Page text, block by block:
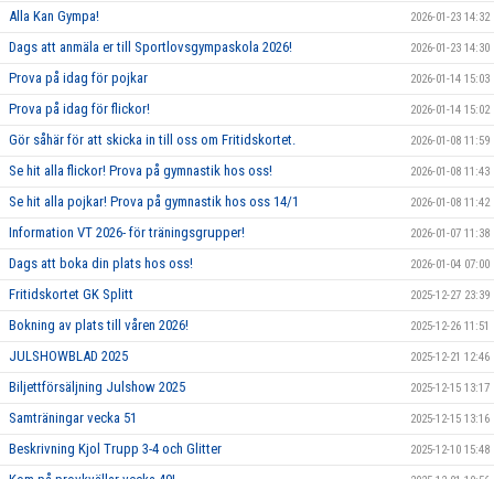
Alla Kan Gympa! 2026-01-23 14:32
Dags att anmäla er till Sportlovsgympaskola 2026! 2026-01-23 14:30
Prova på idag för pojkar 2026-01-14 15:03
Prova på idag för flickor! 2026-01-14 15:02
Gör såhär för att skicka in till oss om Fritidskortet. 2026-01-08 11:59
Se hit alla flickor! Prova på gymnastik hos oss! 2026-01-08 11:43
Se hit alla pojkar! Prova på gymnastik hos oss 14/1 2026-01-08 11:42
Information VT 2026- för träningsgrupper! 2026-01-07 11:38
Dags att boka din plats hos oss! 2026-01-04 07:00
Fritidskortet GK Splitt 2025-12-27 23:39
Bokning av plats till våren 2026! 2025-12-26 11:51
JULSHOWBLAD 2025 2025-12-21 12:46
Biljettförsäljning Julshow 2025 2025-12-15 13:17
Samträningar vecka 51 2025-12-15 13:16
Beskrivning Kjol Trupp 3-4 och Glitter 2025-12-10 15:48